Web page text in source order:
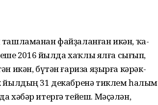
файҙаланған икән, ҡа­
2016 йылда хаҡлы ялға сы­ғып,
икән, бүтән ғариза яҙырға кә­рәк­
йылдың 31 декабренә тиклем һа­лым
хәбәр итергә тейеш. Мәҫәлән,